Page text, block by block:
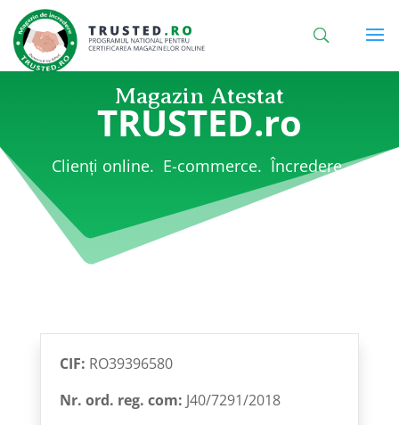
Magazin Atestat
TRUSTED.ro
Clienți online. E-commerce. Încredere.
CIF: RO39396580
Nr. ord. reg. com: J40/7291/2018